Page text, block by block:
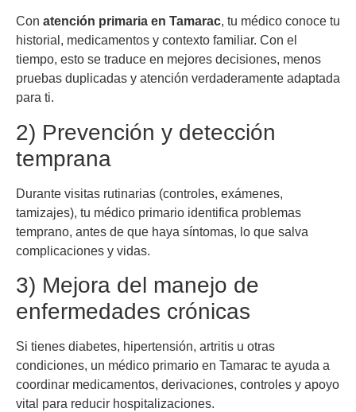
Con atención primaria en Tamarac, tu médico conoce tu
historial, medicamentos y contexto familiar. Con el
tiempo, esto se traduce en mejores decisiones, menos
pruebas duplicadas y atención verdaderamente adaptada
para ti.
2) Prevención y detección
temprana
Durante visitas rutinarias (controles, exámenes,
tamizajes), tu médico primario identifica problemas
temprano, antes de que haya síntomas, lo que salva
complicaciones y vidas.
3) Mejora del manejo de
enfermedades crónicas
Si tienes diabetes, hipertensión, artritis u otras
condiciones, un médico primario en Tamarac te ayuda a
coordinar medicamentos, derivaciones, controles y apoyo
vital para reducir hospitalizaciones.